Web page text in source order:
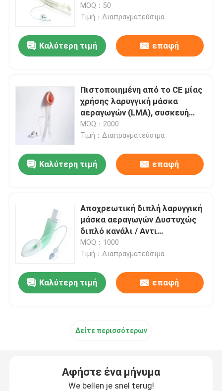
MOQ：50
Τιμή：Διαπραγματεύσιμα
Καλύτερη τιμή επαφή
Πιστοποιημένη από το CE μίας
χρήσης λαρυγγική μάσκα
αεραγωγών (LMA), συσκευή
υπεραγγλοτικών αεραγωγών
MOQ：2000
Τιμή：Διαπραγματεύσιμα
Καλύτερη τιμή επαφή
Αποχρεωτική διπλή λαρυγγική
μάσκα αεραγωγών ∆υστυχώς
διπλό κανάλι / Αντι
∆ημοσίευση-CE (MDR)
ISO13485
MOQ：1000
Τιμή：Διαπραγματεύσιμα
Καλύτερη τιμή επαφή
Δείτε περισσότερων
Αφήστε ένα μήνυμα
We bellen je snel terug!